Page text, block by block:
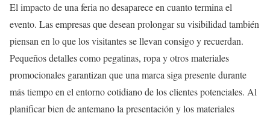
El impacto de una feria no desaparece en cuanto termina el
evento. Las empresas que desean prolongar su visibilidad también
piensan en lo que los visitantes se llevan consigo y recuerdan.
Pequeños detalles como pegatinas, ropa y otros materiales
promocionales garantizan que una marca siga presente durante
más tiempo en el entorno cotidiano de los clientes potenciales. Al
planificar bien de antemano la presentación y los materiales